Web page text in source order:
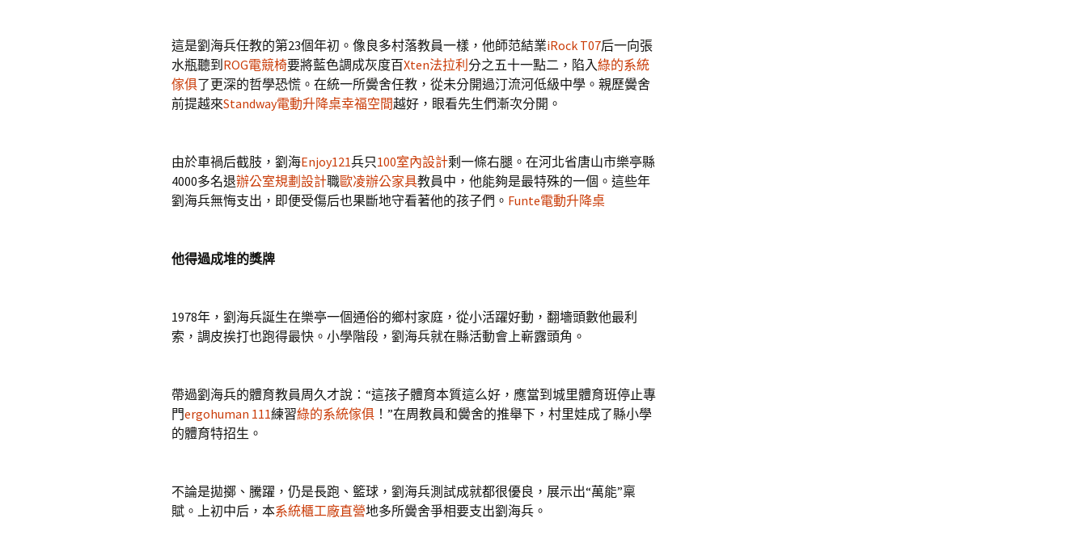
這是劉海兵任教的第23個年初。像良多村落教員一樣，他師范結業iRock T07后一向張
水瓶聽到 ROG電競椅要將藍色調成灰度百Xten法拉利 分之五十一點二，陷入綠的系統
傢俱了更深的哲學恐慌。在統一所黌舍任教，從未分開過汀流河低級中學。親歷黌舍
前提越來Standway電動升降桌幸福空間越好，眼看先生們漸次分開。
由於車禍后截肢，劉海Enjoy121兵只100室內設計剩一條右腿。在河北省唐山市樂亭縣
4000多名退辦公室規劃設計職歐凌辦公家具教員中，他能夠是最特殊的一個。這些年
劉海兵無悔支出，即便受傷后也果斷地守看著他的孩子們。 Funte電動升降桌
他得過成堆的獎牌
1978年，劉海兵誕生在樂亭一個通俗的鄉村家庭，從小活躍好動，翻墻頭數他最利
索，調皮挨打也跑得最快。小學階段，劉海兵就在縣活動會上嶄露頭角。
帶過劉海兵的體育教員周久才說：“這孩子體育本質這么好，應當到城里體育班停止專
門ergohuman 111練習綠的系統傢俱 ！”在周教員和黌舍的推舉下，村里娃成了縣小學
的體育特招生。
不論是拋擲、騰躍，仍是長跑、籃球，劉海兵測試成就都很優良，展示出“萬能”稟
賦。上初中后，本系統櫃工廠直營地多所黌舍爭相要支出劉海兵。